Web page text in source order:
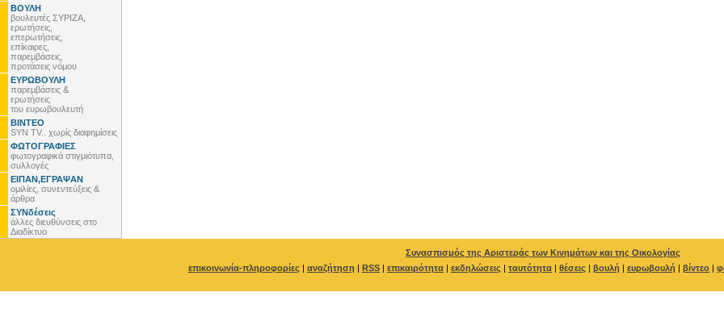
ΒΟΥΛΗ
βουλευτές ΣΥΡΙΖΑ,
ερωτήσεις,
επερωτήσεις,
επίκαιρες,
παρεμβάσεις,
προτάσεις νόμου
ΕΥΡΩΒΟΥΛΗ
παρεμβάσεις &
ερωτήσεις
του ευρωβουλευτή
ΒΙΝΤΕΟ
SYN TV.. χωρίς διαφημίσεις
ΦΩΤΟΓΡΑΦΙΕΣ
φωτογραφικά στιγμιότυπα,
συλλογές
ΕΙΠΑΝ,ΕΓΡΑΨΑΝ
ομιλίες, συνεντεύξεις &
άρθρα
ΣΥΝδέσεις
άλλες διευθύνσεις στο
Διαδίκτυο
Συνασπισμός της Αριστεράς των Κινημάτων και της Οικολογίας
επικοινωνία-πληροφορίες | αναζήτηση | RSS | επικαιρότητα | εκδηλώσεις | ταυτότητα | θέσεις | βουλή | ευρωβουλή | βίντεο |